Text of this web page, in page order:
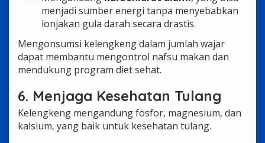
menjadi sumber energi tanpa menyebabkan
lonjakan gula darah secara drastis.
Mengonsumsi kelengkeng dalam jumlah wajar
dapat membantu mengontrol nafsu makan dan
mendukung program diet sehat.
6. Menjaga Kesehatan Tulang
Kelengkeng mengandung fosfor, magnesium, dan
kalsium, yang baik untuk kesehatan tulang.